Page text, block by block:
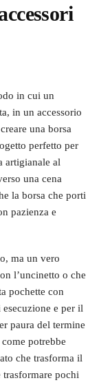
in cui un
in un accessorio
una borsa
perfetto per
artigianale al
una cena
la borsa che porti
pazienza e
ma un vero
l’uncinetto o che
pochette con
e per il
paura del termine
potrebbe
che trasforma il
pochi